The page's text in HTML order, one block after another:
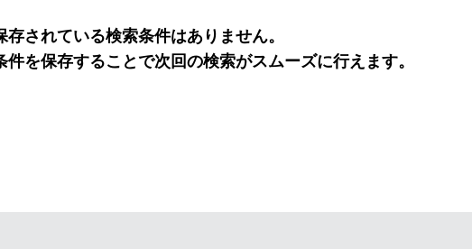
存されている検索条件はありません。
を保存することで次回の検索がスムーズに行えます。